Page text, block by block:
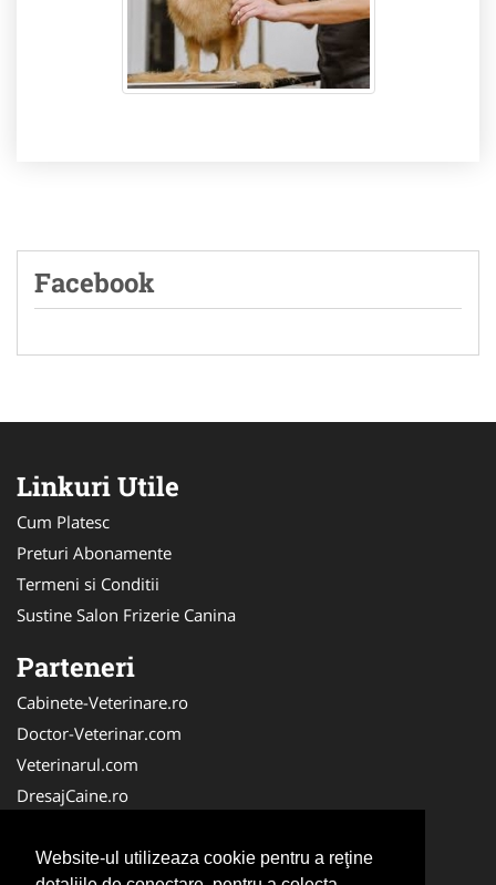
Website-ul utilizeaza cookie pentru a reţine
Facebook
Linkuri Utile
Cum Platesc
Preturi Abonamente
Termeni si Conditii
Sustine Salon Frizerie Canina
Parteneri
Cabinete-Veterinare.ro
Doctor-Veterinar.com
Veterinarul.com
DresajCaine.ro
NonStopDeschis.ro